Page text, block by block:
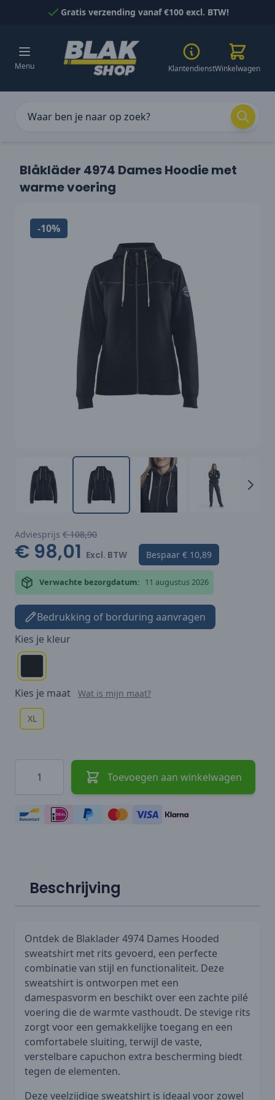
Naar inhoud gaanGratis verzending vanaf €100 excl. BTW!
Menu KlantendienstWinkelwagen
Blåkläder 4974 Dames Hoodie met
warme voering
-10%
Adviesprijs € 108,90
€ 98,01 Excl. BTW Bespaar € 10,89
Verwachte bezorgdatum: 11 augustus 2026
Bedrukking of borduring aanvragen
Kies je kleur
Kies je maat Wat is mijn maat?
XL
Hoeveelheid
Toevoegen aan winkelwagen
Beschrijving
Ontdek de Blaklader 4974 Dames Hooded
sweatshirt met rits gevoerd, een perfecte
combinatie van stijl en functionaliteit. Deze
sweatshirt is ontworpen met een
damespasvorm en beschikt over een zachte pilé
voering die de warmte vasthoudt. De stevige rits
zorgt voor een gemakkelijke toegang en een
comfortabele sluiting, terwijl de vaste,
verstelbare capuchon extra bescherming biedt
tegen de elementen.
Deze veelzijdige sweatshirt is ideaal voor zowel